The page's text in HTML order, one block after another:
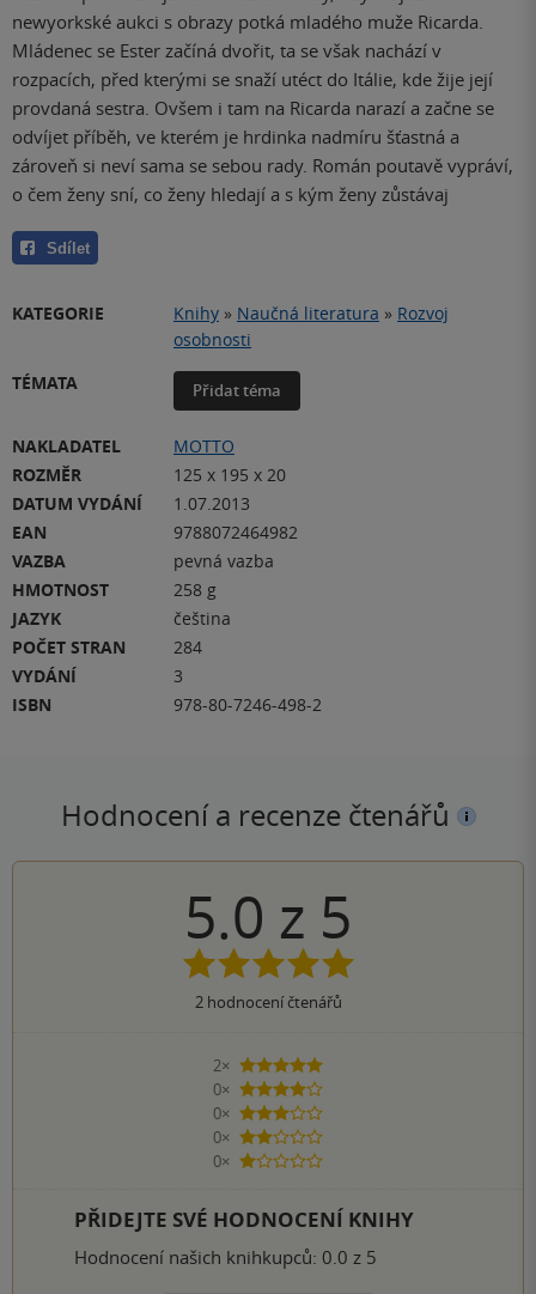
newyorkské aukci s obrazy potká mladého muže Ricarda.
Mládenec se Ester začíná dvořit, ta se však nachází v
rozpacích, před kterými se snaží utéct do Itálie, kde žije její
provdaná sestra. Ovšem i tam na Ricarda narazí a začne se
odvíjet příběh, ve kterém je hrdinka nadmíru šťastná a
zároveň si neví sama se sebou rady. Román poutavě vypráví,
o čem ženy sní, co ženy hledají a s kým ženy zůstávaj
Sdílet
KATEGORIE Knihy » Naučná literatura » Rozvoj
osobnosti
TÉMATA
Přidat téma
NAKLADATEL
MOTTO
ROZMĚR
125 x 195 x 20
DATUM VYDÁNÍ
1.07.2013
EAN
9788072464982
VAZBA
pevná vazba
HMOTNOST
258 g
JAZYK
čeština
POČET STRAN
284
VYDÁNÍ
3
ISBN
978-80-7246-498-2
Hodnocení a recenze čtenářů
5.0 z 5
2hodnocení čtenářů
2×
5 hvězdiček
0×
4 hvězdičky
0×
3 hvězdičky
0×
2 hvězdičky
0×
1 hvezdička
PŘIDEJTE SVÉ HODNOCENÍ KNIHY
Hodnocení našich knihkupců: 0.0 z 5